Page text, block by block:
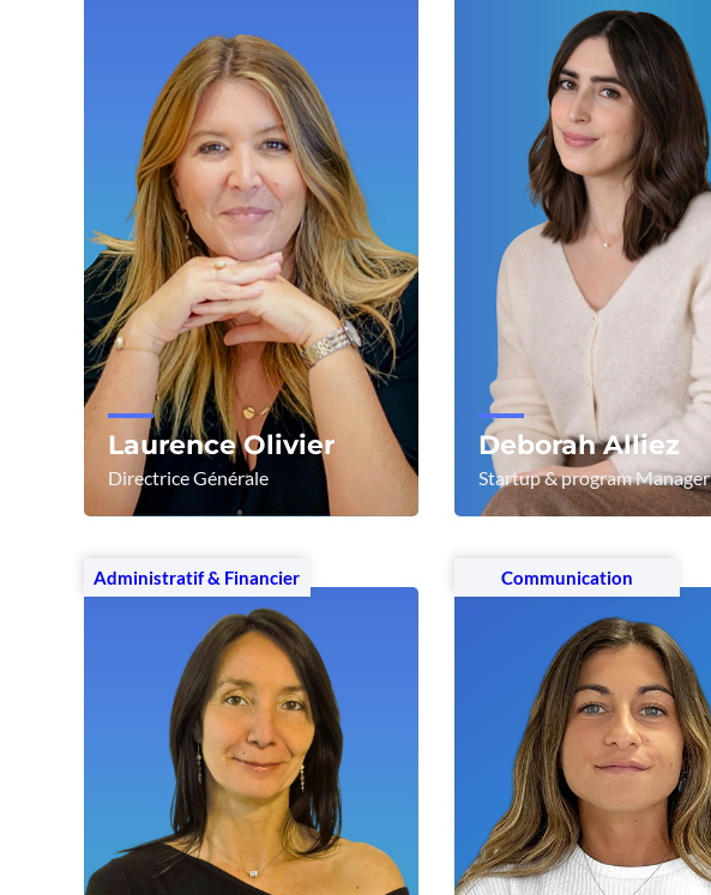
Laurence Olivier
Directrice Générale
Deborah Alliez
Startup & program Manager
Administratif & Financier
Communication